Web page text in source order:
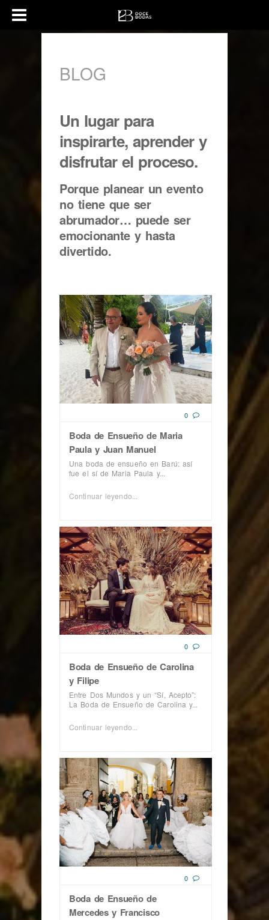
BLOG
Un lugar para
inspirarte, aprender y
disfrutar el proceso.
Porque planear un evento
no tiene que ser
abrumador… puede ser
emocionante y hasta
divertido.
0
Boda de Ensueño de Maria
Paula y Juan Manuel
Una boda de ensueño en Barú: así
fue el sí de Maria Paula y...
Continuar leyendo...
0
Boda de Ensueño de Carolina
y Filipe
Entre Dos Mundos y un “Sí, Acepto”:
La Boda de Ensueño de Carolina y...
Continuar leyendo...
0
Boda de Ensueño de
Mercedes y Francisco